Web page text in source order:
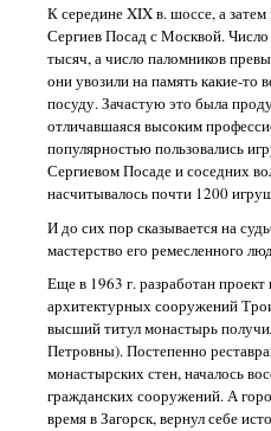
К середине XIX в. шоссе, а
Сергиев Посад с Москвой.
тысяч, а число паломников
они увозили на память какие-
посуду. Зачастую это была
отличавшаяся высоким
популярностью пользовались
Сергиевом Посаде и соседних
насчитывалось почти 1200
И до сих пор сказывается на
мастерство его ремесленного
Еще в 1963 г. разработан
архитектурных сооружений
высший титул монастырь
Петровны). Постепенно
монастырских стен, началось
гражданских сооружений. А
время в Загорск, вернул себе